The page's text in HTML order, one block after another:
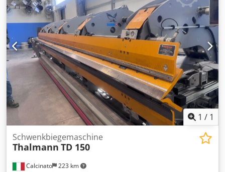
Anschläge Konischer Anschlag Neue Steuerung (2022)
1 / 1
Calcinato 223 km
Schwenkbiegemaschine
Thalmann TD 150